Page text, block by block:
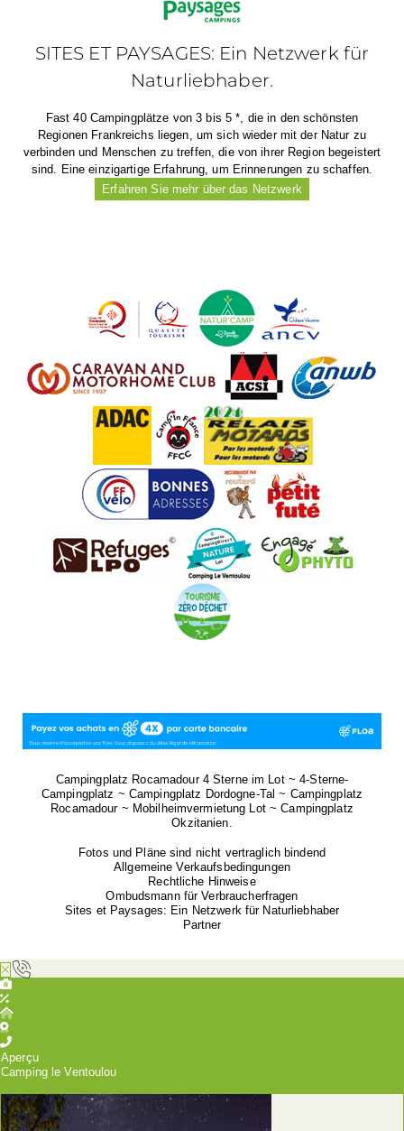
SITES ET PAYSAGES: Ein Netzwerk für
Naturliebhaber.
Fast 40 Campingplätze von 3 bis 5 *, die in den schönsten
Regionen Frankreichs liegen, um sich wieder mit der Natur zu
verbinden und Menschen zu treffen, die von ihrer Region begeistert
sind. Eine einzigartige Erfahrung, um Erinnerungen zu schaffen.
Erfahren Sie mehr über das Netzwerk
Campingplatz Rocamadour 4 Sterne im Lot ~ 4-Sterne-
Campingplatz ~ Campingplatz Dordogne-Tal ~ Campingplatz
Rocamadour ~ Mobilheimvermietung Lot ~ Campingplatz
Okzitanien.
Fotos und Pläne sind nicht vertraglich bindend
Allgemeine Verkaufsbedingungen
Rechtliche Hinweise
Ombudsmann für Verbraucherfragen
Sites et Paysages: Ein Netzwerk für Naturliebhaber
Partner
Aperçu
Camping le Ventoulou